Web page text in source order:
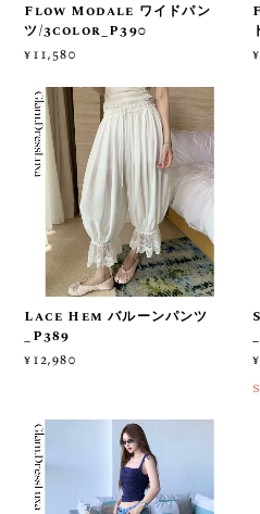
Flow Modale ワイドパン
ツ/3color_P390
¥11,580
Lace Hem バルーンパンツ
_P389
¥12,980